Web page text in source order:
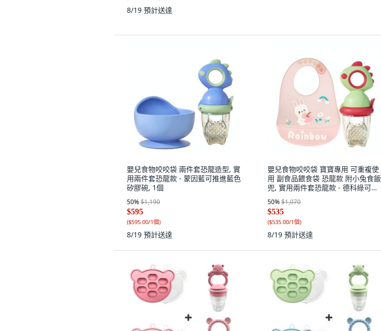
8/19 預計送達
嬰兒食物咬咬袋 兩件套恐龍造型, 實
用兩件套恐龍款 - 蒙因藍可推進藍色
矽膠碗, 1個
50%$1,190
$595
($595.00/1個)
8/19 預計送達
嬰兒食物咬咬袋 寶寶專用 可重複使
用 副食品餵食袋 恐龍款 附小兔食飯
兜, 實用兩件套恐龍款 - 德科綠可推
進粉小兔食飯兜, 1個
50%$1,070
$535
($535.00/1個)
8/19 預計送達